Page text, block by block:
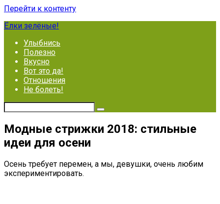
Перейти к контенту
Ёлки зелёные!
Улыбнись
Полезно
Вкусно
Вот это да!
Отношения
Не болеть!
Модные стрижки 2018: стильные
идеи для осени
Осень требует перемен, а мы, девушки, очень любим
экспериментировать.